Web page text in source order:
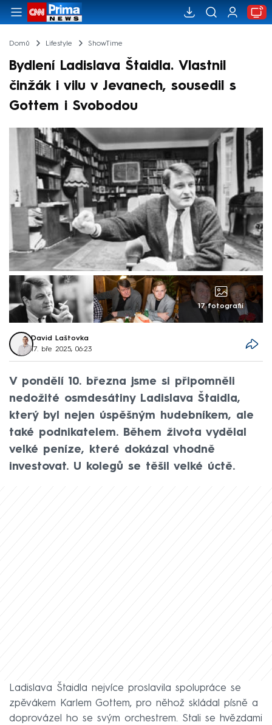
Domů Lifestyle ShowTime
Bydlení Ladislava Štaidla. Vlastnil
činžák i vilu v Jevanech, sousedil s
Gottem i Svobodou
17 fotografií
David Laštovka
17. bře 2025, 06:23
V pondělí 10. března jsme si připomněli
nedožité osmdesátiny Ladislava Štaidla,
který byl nejen úspěšným hudebníkem, ale
také podnikatelem. Během života vydělal
velké peníze, které dokázal vhodně
investovat. U kolegů se těšil velké úctě.
Ladislava Štaidla nejvíce proslavila spolupráce se
zpěvákem Karlem Gottem, pro něhož skládal písně a
doprovázel ho se svým orchestrem. Stali se hvězdami